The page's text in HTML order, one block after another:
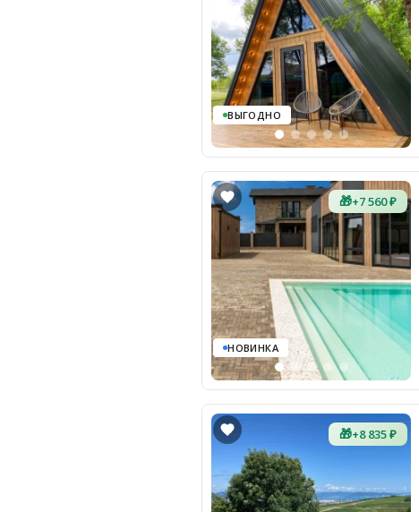
ВЫГОДНО
🎁+7 560 ₽
НОВИНКА
🎁+8 835 ₽